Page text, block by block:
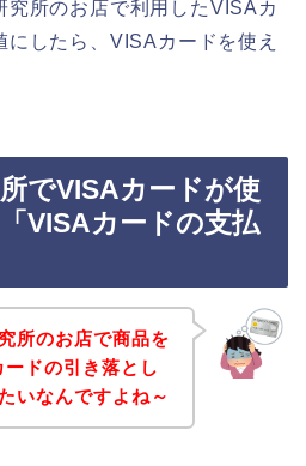
究所のお店で利用したVISAカ
したら、VISAカードを使え
でVISAカードが使
VISAカードの支払
所のお店で商品を
ドの引き落とし
いなんですよね～